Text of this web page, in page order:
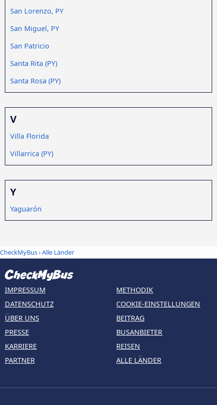
San Lorenzo, PY
San Miguel, PY
San Patricio
Santa Rita (PY)
Santa Rosa (PY)
V
Villa Florida
Villarrica (PY)
Y
Yaguarón
CheckMyBus›Alle Länder
IMPRESSUM
DATENSCHUTZ
ÜBER UNS
PRESSE
KARRIERE
PARTNER
METHODIK
COOKIE-EINSTELLUNGEN
BEITRAG
BUSANBIETER
REISEN
ALLE LÄNDER